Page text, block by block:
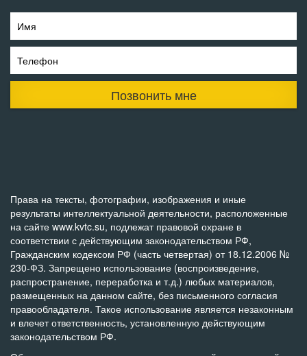
Имя
Телефон
Позвонить мне
Права на тексты, фотографии, изображения и иные
результаты интеллектуальной деятельности, расположенные
на сайте www.kvtc.su, подлежат правовой охране в
соответствии с действующим законодательством РФ,
Гражданским кодексом РФ (часть четвертая) от 18.12.2006 №
230-ФЗ. Запрещено использование (воспроизведение,
распространение, переработка и т.д.) любых материалов,
размещенных на данном сайте, без письменного согласия
правообладателя. Такое использование является незаконным
и влечет ответственность, установленную действующим
законодательством РФ.